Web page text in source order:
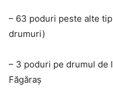
– 63 poduri peste alte
drumuri)
– 3 poduri pe drumul de
Făgăraș